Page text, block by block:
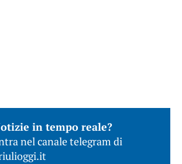
in tempo reale?
nel canale telegram di